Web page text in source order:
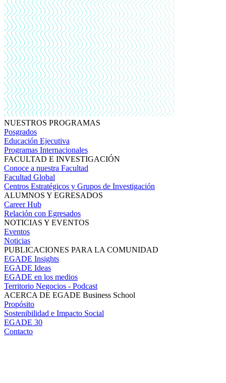
NUESTROS PROGRAMAS
Posgrados
Educación Ejecutiva
Programas Internacionales
FACULTAD E INVESTIGACIÓN
Conoce a nuestra Facultad
Facultad Global
Centros Estratégicos y Grupos de Investigación
ALUMNOS Y EGRESADOS
Career Hub
Relación con Egresados
NOTICIAS Y EVENTOS
Eventos
Noticias
PUBLICACIONES PARA LA COMUNIDAD
EGADE Insights
EGADE Ideas
EGADE en los medios
Territorio Negocios - Podcast
ACERCA DE EGADE Business School
Propósito
Sostenibilidad e Impacto Social
EGADE 30
Contacto